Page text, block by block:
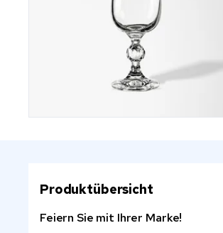
Produktübersicht
Feiern Sie mit Ihrer Marke!